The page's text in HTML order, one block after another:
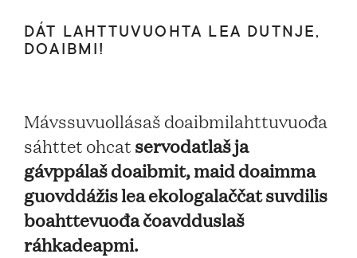
DÁT LAHTTUVUOHTA LEA DUTNJE,
DOAIBMI!
Mávssuvuollásaš doaibmilahttuvuođa
sáhttet ohcatservodatlaš ja
gávppálaš doaibmit, maid doaimma
guovddážis lea ekologalaččat suvdilis
boahttevuođa čoavdduslaš
ráhkadeapmi.